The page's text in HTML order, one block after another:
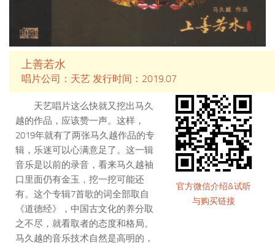
上善若水
唱片公司：天艺 发行时间：2019.07
天艺唱片这么快就又挖出马久
越的作品，应该赞一声。这样，
2019年就有了两张马久越作品的专
辑，乐迷可以心满意足了。这一辑
音乐是以前的录音，看来马久越袖
口里面仍有金玉，挖一挖可能还
有。这个专辑7首歌的词全部取自
《道德经》，中国古文化的养分取
之不尽，就看取者的态度和格局。
马久越的音乐技术自然是高明的，
官方微信介绍&试听
与购买链接